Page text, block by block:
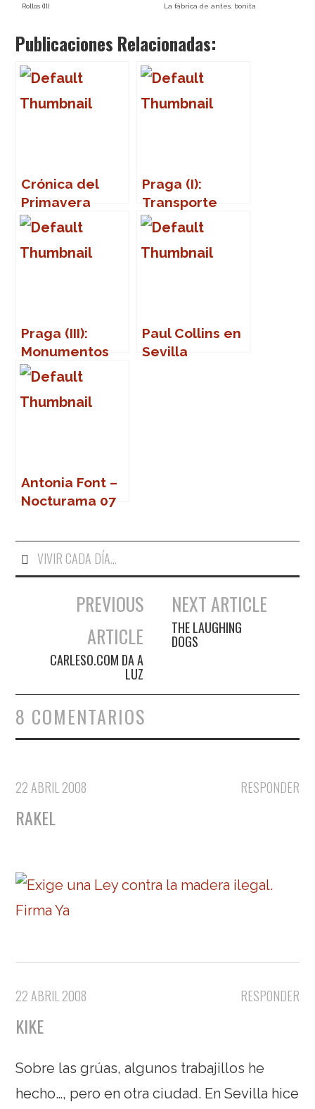
Rollos (II) La fábrica de antes, bonita
Publicaciones Relacionadas:
Crónica del
Primavera
Sound 2007
Praga (I):
Transporte
público
Praga (III):
Monumentos
Paul Collins en
Sevilla
Antonia Font –
Nocturama 07
VIVIR CADA DÍA...
Navegación de entradas
PREVIOUS
ARTICLE
CARLESO.COM DA A
LUZ
NEXT ARTICLE
THE LAUGHING
DOGS
8 COMENTARIOS
RESPONDER
22 ABRIL 2008
RAKEL
RESPONDER
22 ABRIL 2008
KIKE
Sobre las grúas, algunos trabajillos he
hecho…, pero en otra ciudad. En Sevilla hice